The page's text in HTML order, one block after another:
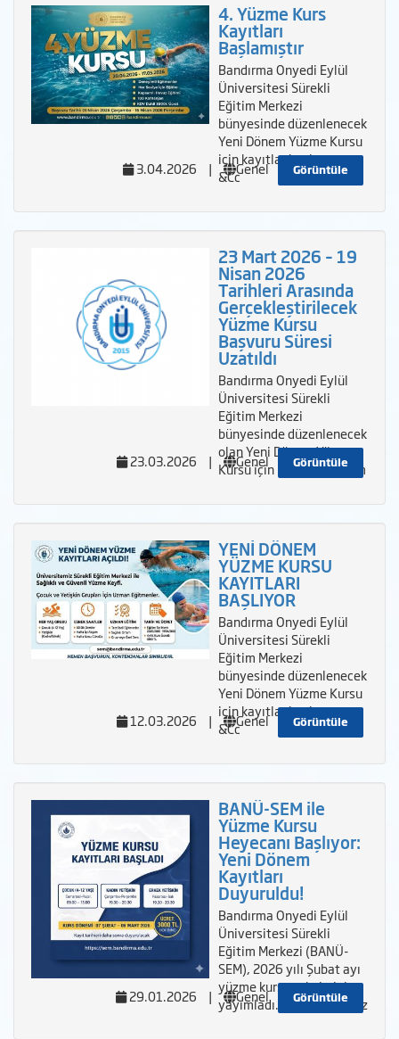
4. Yüzme Kurs
Kayıtları
Başlamıştır
Bandırma Onyedi Eylül
Üniversitesi Sürekli
Eğitim Merkezi
bünyesinde düzenlenecek
Yeni Dönem Yüzme Kursu
için kayıtlar başlamıştır.
&Cc
Görüntüle
3.04.2026 | Genel
23 Mart 2026 – 19
Nisan 2026
Tarihleri Arasında
Gerçekleştirilecek
Yüzme Kursu
Başvuru Süresi
Uzatıldı
Bandırma Onyedi Eylül
Üniversitesi Sürekli
Eğitim Merkezi
bünyesinde düzenlenecek
olan Yeni Dönem Yüzme
Kursu için başvuru s&uum
Görüntüle
23.03.2026 | Genel
YENİ DÖNEM
YÜZME KURSU
KAYITLARI
BAŞLIYOR
Bandırma Onyedi Eylül
Üniversitesi Sürekli
Eğitim Merkezi
bünyesinde düzenlenecek
Yeni Dönem Yüzme Kursu
için kayıtlar başlamıştır.
&Cc
Görüntüle
12.03.2026 | Genel
BANÜ-SEM ile
Yüzme Kursu
Heyecanı Başlıyor:
Yeni Dönem
Kayıtları
Duyuruldu!
Bandırma Onyedi Eylül
Üniversitesi Sürekli
Eğitim Merkezi (BANÜ-
SEM), 2026 yılı Şubat ayı
yüzme kursu takvimini
yayımladı. Üniversitemiz
Görüntüle
29.01.2026 | Genel